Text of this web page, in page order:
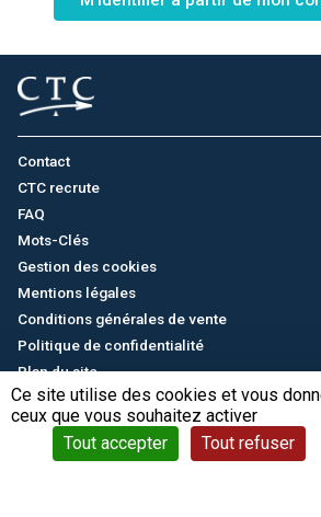
Ce site utilise des cookies et vous
ceux que vous souhaitez activer
Tout accepter
Tout refuser
Contact
CTC recrute
FAQ
Mots-Clés
Gestion des cookies
Mentions légales
Conditions générales de vente
Politique de confidentialité
Plan du site
English/中文